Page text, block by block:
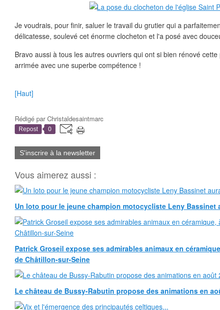
Je voudrais, pour finir, saluer le travail du grutier qui a
délicatesse, soulevé cet énorme clocheton et l'a posé avec
Bravo aussi à tous les autres ouvriers qui ont si bien rénové
arrimée avec une superbe compétence !
[Haut]
Rédigé parChristaldesaintmarc
Repost 0
S'inscrire à la newsletter
Vous aimerez aussi :
Un loto pour le jeune champion motocycliste Leny Bassinet
Patrick Groseil expose ses admirables animaux en
de Châtillon-sur-Seine
Le château de Bussy-Rabutin propose des animations en